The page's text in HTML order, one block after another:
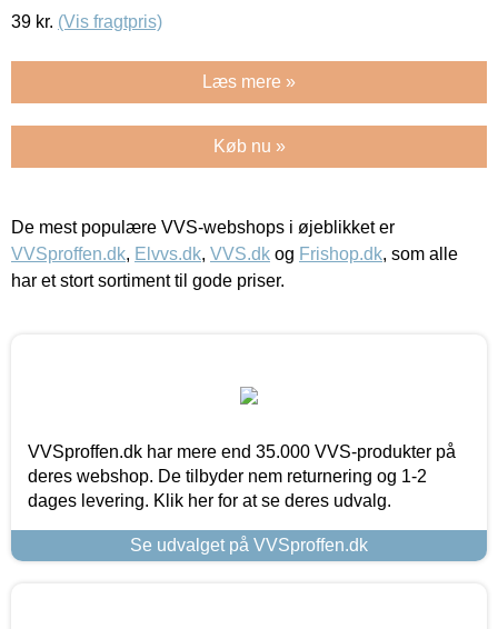
39 kr. (Vis fragtpris)
Læs mere »
Køb nu »
De mest populære VVS-webshops i øjeblikket er
VVSproffen.dk, Elvvs.dk, VVS.dk og Frishop.dk, som alle
har et stort sortiment til gode priser.
VVSproffen.dk har mere end 35.000 VVS-produkter på
deres webshop. De tilbyder nem returnering og 1-2
dages levering. Klik her for at se deres udvalg.
Se udvalget på VVSproffen.dk